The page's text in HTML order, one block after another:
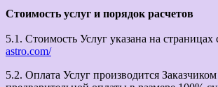
Стоимость услуг и порядок расчетов
5.1. Стоимость Услуг указана на страницах
astro.com/
5.2. Оплата Услуг производится